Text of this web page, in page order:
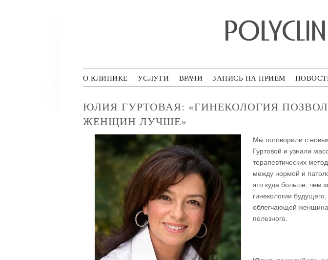
Polyclinica
О КЛИНИКЕ УСЛУГИ ВРАЧИ ЗАПИСЬ НА ПРИЕМ
ЮЛИЯ ГУРТОВАЯ: «ГИНЕКОЛОГИЯ
ЖЕНЩИН ЛУЧШЕ»
Мы поговорили с
Гуртовой и узнали
терапевтических
между нормой и
это куда больше, чем
гинекологии
облегчающей
полезного.